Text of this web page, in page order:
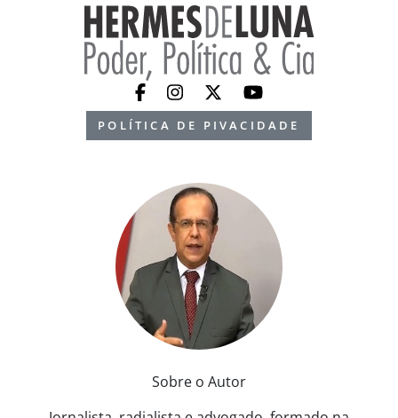
POLÍTICA DE PIVACIDADE
Sobre o Autor